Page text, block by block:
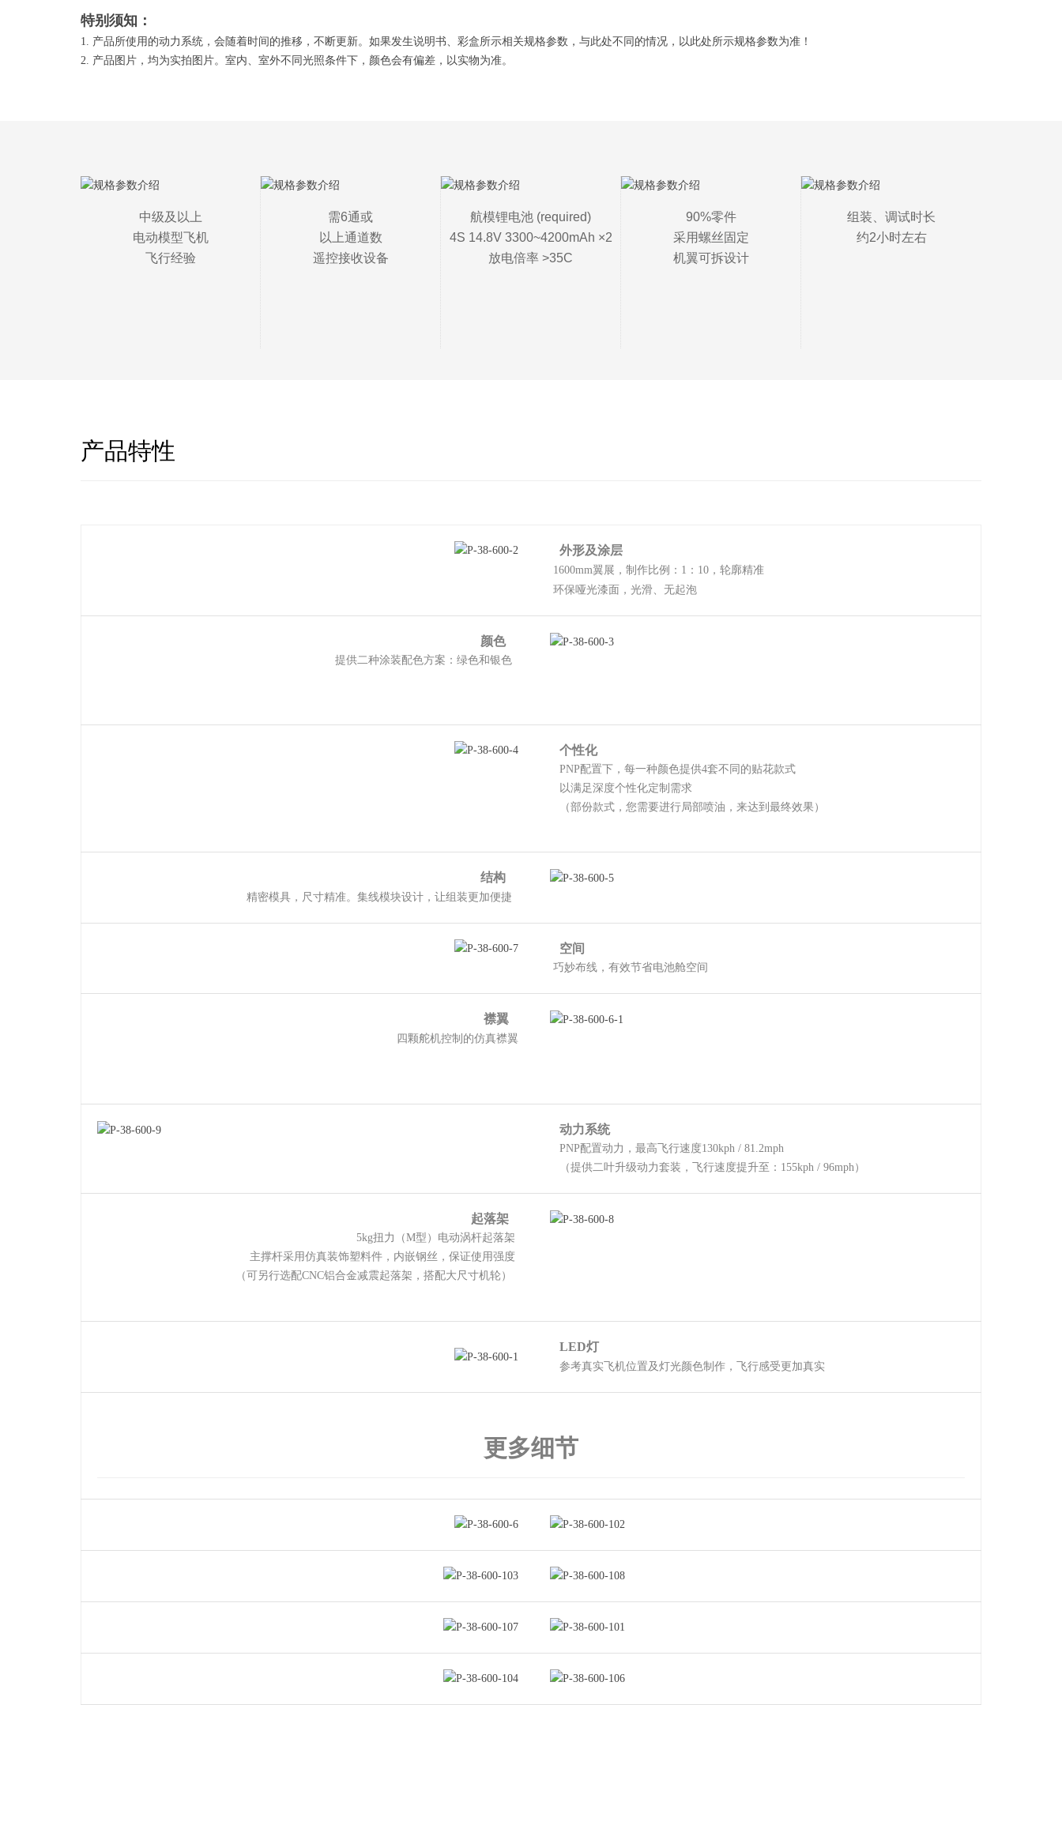
特别须知：
1. 产品所使用的动力系统，会随着时间的推移，不断更新。如果发生说明书、彩盒所示相关规格参数，与此处不同的情况，以此处所示规格参数为准！
2. 产品图片，均为实拍图片。室内、室外不同光照条件下，颜色会有偏差，以实物为准。
中级及以上
电动模型飞机
飞行经验
需6通或
以上通道数
遥控接收设备
航模锂电池 (required)
4S 14.8V 3300~4200mAh ×2
放电倍率 >35C
90%零件
采用螺丝固定
机翼可拆设计
组装、调试时长
约2小时左右
产品特性
外形及涂层
1600mm翼展，制作比例：1：10，轮廓精准
环保哑光漆面，光滑、无起泡
颜色
提供二种涂装配色方案：绿色和银色
个性化
PNP配置下，每一种颜色提供4套不同的贴花款式
以满足深度个性化定制需求
（部份款式，您需要进行局部喷油，来达到最终效果）
结构
精密模具，尺寸精准。集线模块设计，让组装更加便捷
空间
巧妙布线，有效节省电池舱空间
襟翼
四颗舵机控制的仿真襟翼
动力系统
PNP配置动力，最高飞行速度130kph / 81.2mph
（提供二叶升级动力套装，飞行速度提升至：155kph / 96mph）
起落架
5kg扭力（M型）电动涡杆起落架
主撑杆采用仿真装饰塑料件，内嵌钢丝，保证使用强度
（可另行选配CNC铝合金减震起落架，搭配大尺寸机轮）
LED灯
参考真实飞机位置及灯光颜色制作，飞行感受更加真实
更多细节